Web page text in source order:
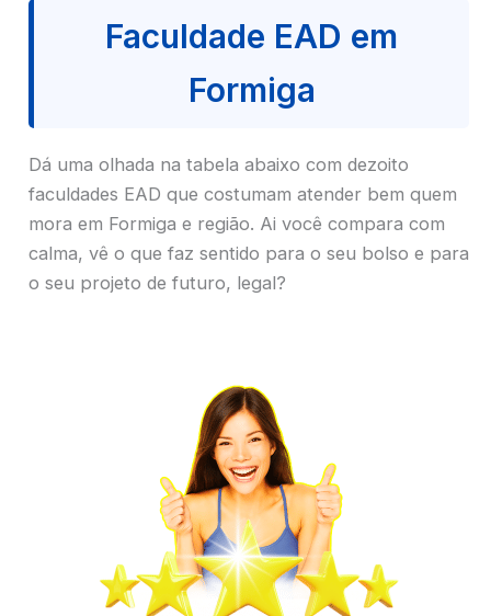
Faculdade EAD em
Formiga
Dá uma olhada na tabela abaixo com dezoito
faculdades EAD que costumam atender bem quem
mora em Formiga e região. Ai você compara com
calma, vê o que faz sentido para o seu bolso e para
o seu projeto de futuro, legal?